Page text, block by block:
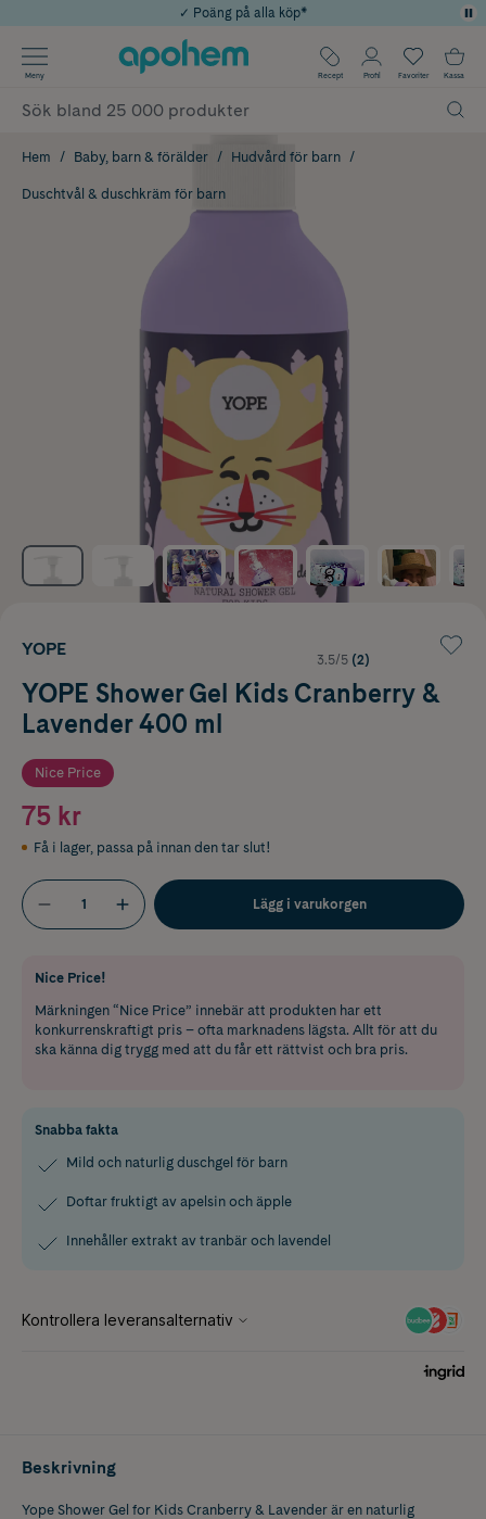
Årets Butik 2025 inom Skönhet
Använd kod: SOMMAR20 för 20% över 649kr
✓ Rådgivning från farmaceuter & hudterapeuter
✓ Poäng på alla köp*
Meny Recept Profil Favoriter Kassa
Hem Baby, barn & förälder Hudvård för barn
Duschtvål & duschkräm för barn
YOPE
3.5/5 (2)
YOPE Shower Gel Kids Cranberry &
Lavender 400 ml
Nice Price
75 kr
Få i lager, passa på innan den tar slut!
Lägg i varukorgen
Nice Price!
Märkningen “Nice Price” innebär att produkten har ett
konkurrenskraftigt pris – ofta marknadens lägsta. Allt för att du
ska känna dig trygg med att du får ett rättvist och bra pris.
Snabba fakta
Mild och naturlig duschgel för barn
Doftar fruktigt av apelsin och äpple
Innehåller extrakt av tranbär och lavendel
Beskrivning
Yope Shower Gel for Kids Cranberry & Lavender är en naturlig